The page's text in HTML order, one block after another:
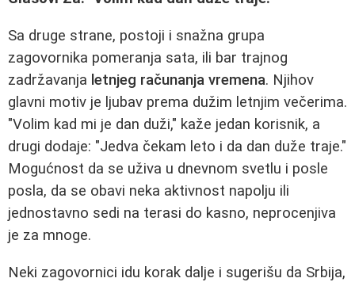
Sa druge strane, postoji i snažna grupa
zagovornika pomeranja sata, ili bar trajnog
zadržavanja letnjeg računanja vremena. Njihov
glavni motiv je ljubav prema dužim letnjim večerima.
"Volim kad mi je dan duži," kaže jedan korisnik, a
drugi dodaje: "Jedva čekam leto i da dan duže traje."
Mogućnost da se uživa u dnevnom svetlu i posle
posla, da se obavi neka aktivnost napolju ili
jednostavno sedi na terasi do kasno, neprocenjiva
je za mnoge.
Neki zagovornici idu korak dalje i sugerišu da Srbija,